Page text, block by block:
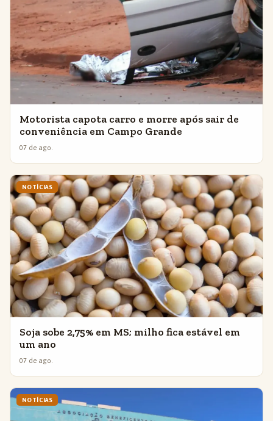
Motorista capota carro e morre após sair de
conveniência em Campo Grande
07 de ago.
NOTÍCIAS
Soja sobe 2,75% em MS; milho fica estável em
um ano
07 de ago.
NOTÍCIAS